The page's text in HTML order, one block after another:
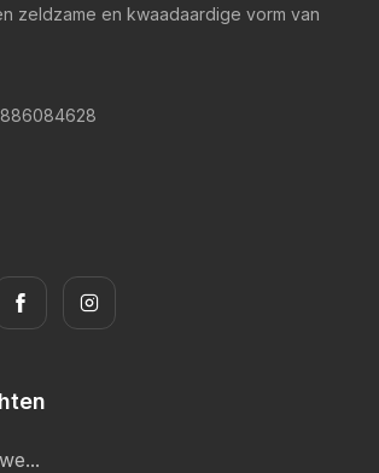
zeldzame en kwaadaardige vorm van